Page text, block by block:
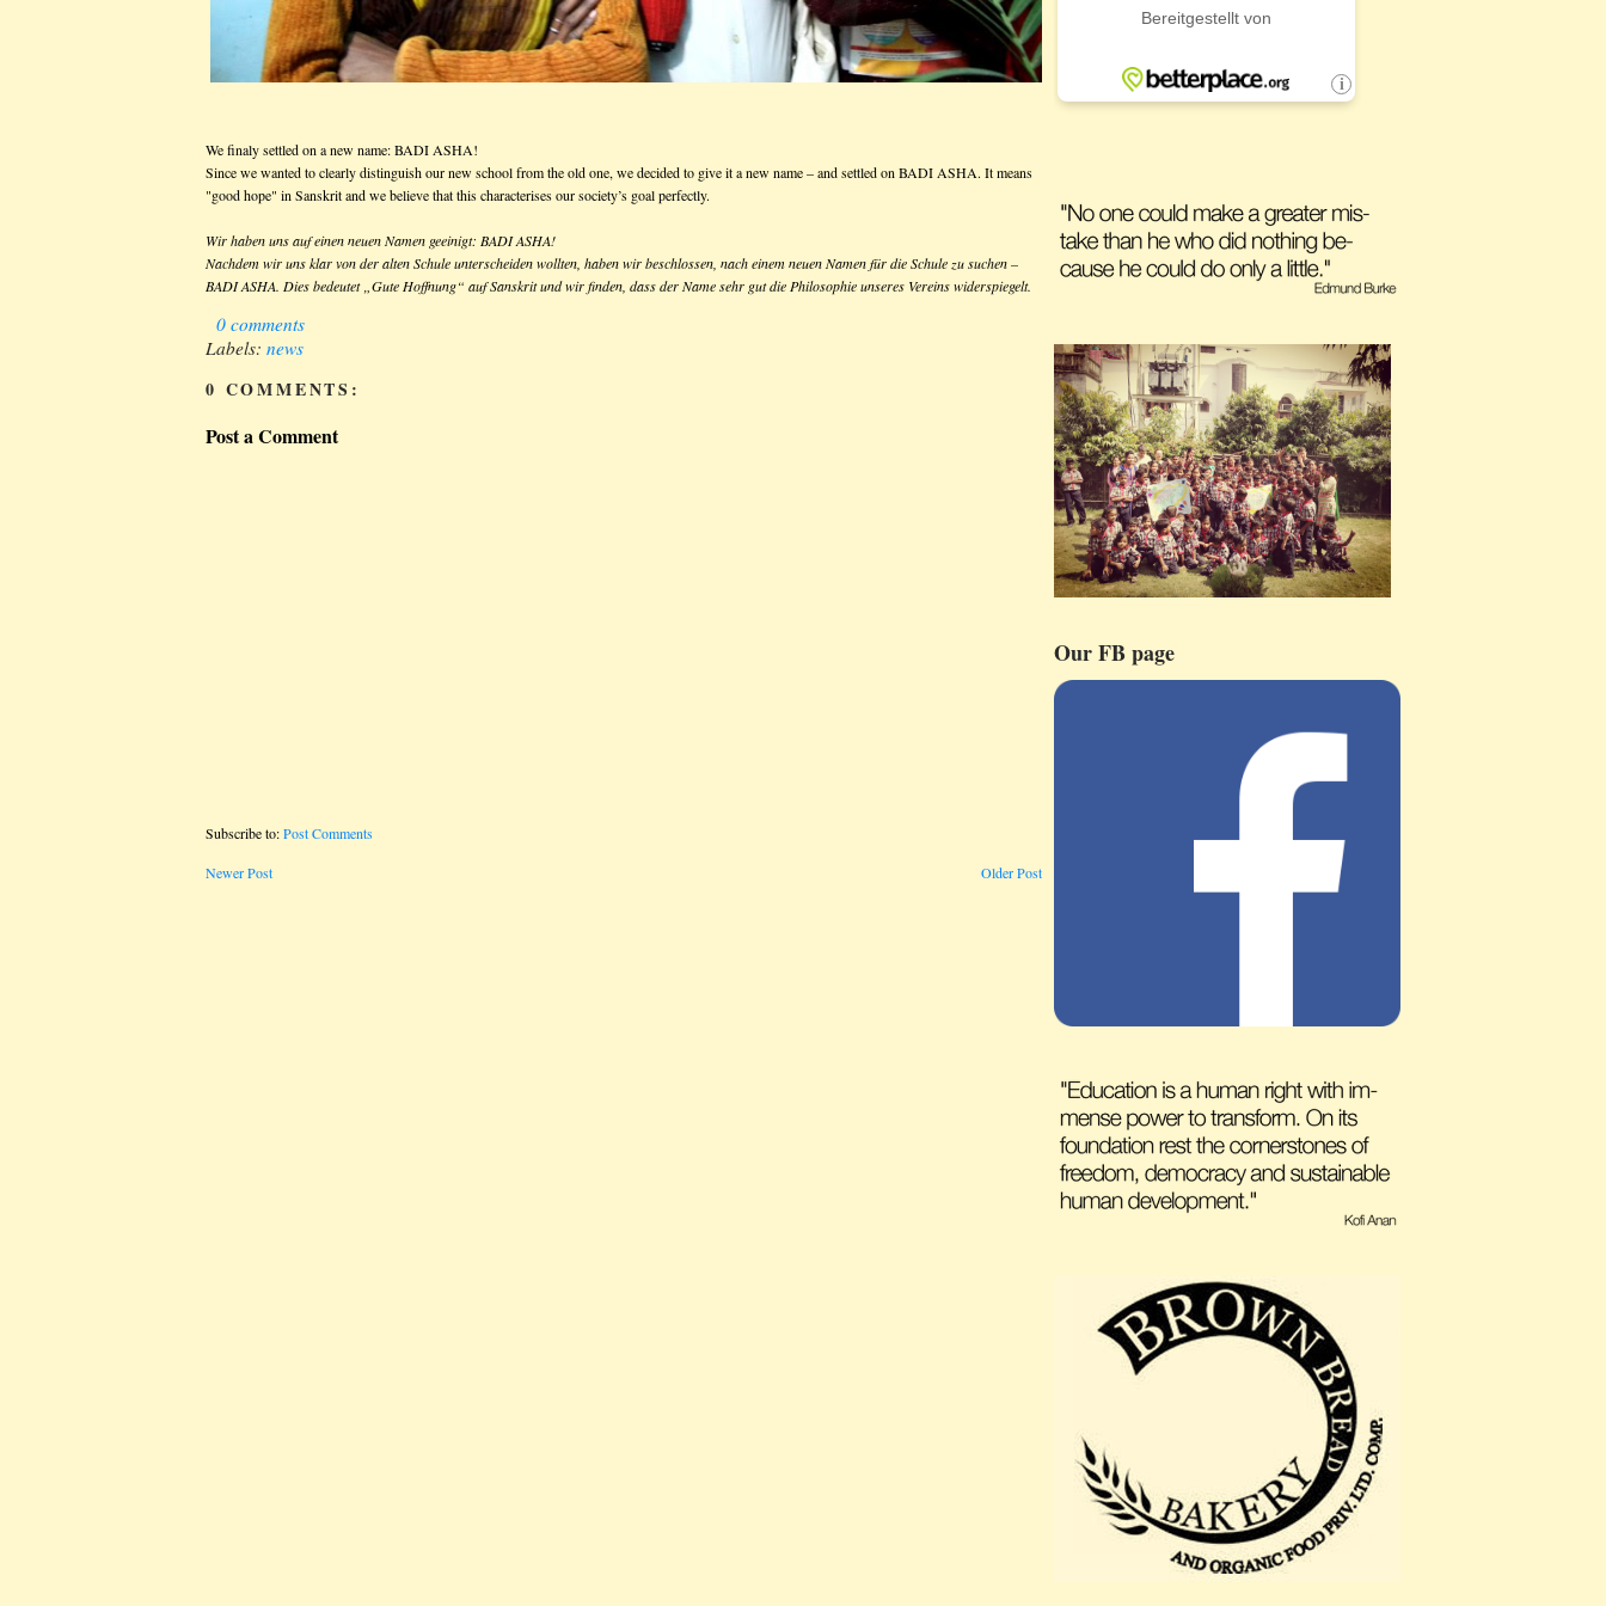
We finaly settled on a new name: BADI ASHA!
Since we wanted to clearly distinguish our new school from the old one, we decided to give it a new name – and settled on BADI ASHA. It means
"good hope" in Sanskrit and we believe that this characterises our society’s goal perfectly.
Wir haben uns auf einen neuen Namen geeinigt: BADI ASHA!
Nachdem wir uns klar von der alten Schule unterscheiden wollten, haben wir beschlossen, nach einem neuen Namen für die Schule zu suchen –
BADI ASHA. Dies bedeutet „Gute Hoffnung“ auf Sanskrit und wir finden, dass der Name sehr gut die Philosophie unseres Vereins widerspiegelt.
0 comments
Labels: news
0 COMMENTS:
Post a Comment
Subscribe to:Post Comments
Newer Post Older Post
Our FB page